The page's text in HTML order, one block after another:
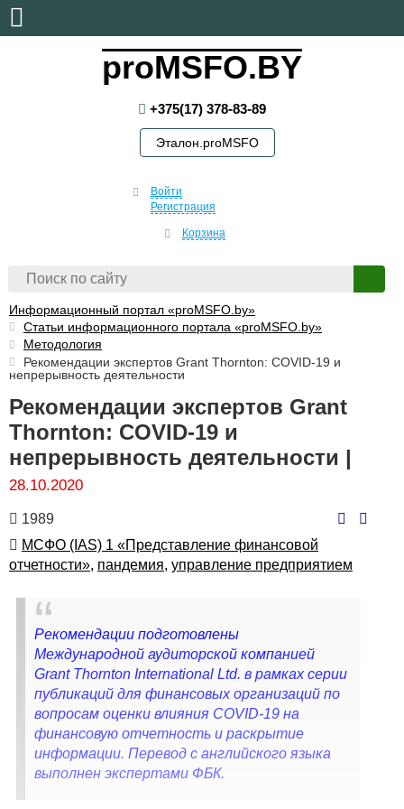
proMSFO.BY
+375(17) 378-83-89
Эталон.proMSFO
Войти
Регистрация
Корзина
Информационный портал «proMSFO.by»
Статьи информационного портала «proMSFO.by»
Методология
Рекомендации экспертов Grant Thornton: COVID-19 и
непрерывность деятельности
Рекомендации экспертов Grant
Thornton: COVID-19 и
непрерывность деятельности |
28.10.2020
Количество
просмотров
1989
Автор
МСФО (IAS) 1 «Представление финансовой
отчетности», пандемия, управление предприятием
Рекомендации подготовлены
Международной аудиторской компанией
Grant Thornton International Ltd. в рамках серии
публикаций для финансовых организаций по
вопросам оценки влияния COVID-19 на
финансовую отчетность и раскрытие
информации. Перевод с английского языка
выполнен экспертами ФБК.